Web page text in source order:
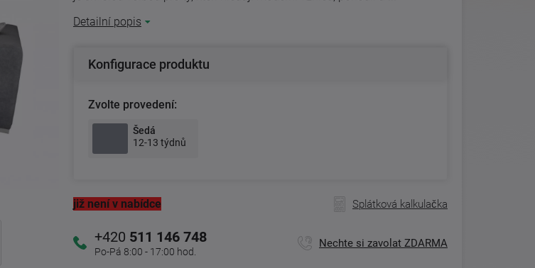
Detailní popis
Konfigurace produktu
Zvolte provedení:
Šedá
12-13 týdnů
již není v nabídce Splátková kalkulačka
+420 511 146 748
Po-Pá 8:00 - 17:00 hod.
Nechte si zavolat ZDARMA